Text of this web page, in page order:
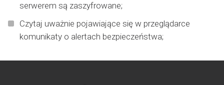
serwerem są zaszyfrowane;
Czytaj uważnie pojawiające się w przeglądarce
komunikaty o alertach bezpieczeństwa;